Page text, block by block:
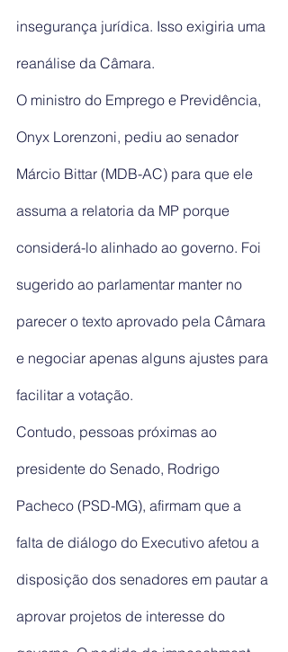
insegurança jurídica. Isso exigiria uma
reanálise da Câmara.
O ministro do Emprego e Previdência,
Onyx Lorenzoni, pediu ao senador
Márcio Bittar (MDB-AC) para que ele
assuma a relatoria da MP porque
considerá-lo alinhado ao governo. Foi
sugerido ao parlamentar manter no
parecer o texto aprovado pela Câmara
e negociar apenas alguns ajustes para
facilitar a votação.
Contudo, pessoas próximas ao
presidente do Senado, Rodrigo
Pacheco (PSD-MG), afirmam que a
falta de diálogo do Executivo afetou a
disposição dos senadores em pautar a
aprovar projetos de interesse do